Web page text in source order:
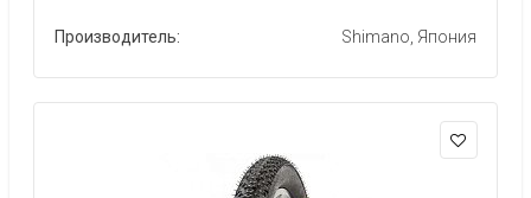
Производитель: Shimano, Япония